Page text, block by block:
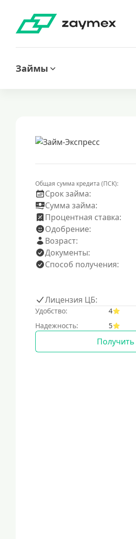
Займы
Общая сумма кредита (ПСК):
Срок займа:
Сумма займа:
Процентная ставка:
Одобрение:
Возраст:
Документы:
Способ получения:
Лицензия ЦБ:
Удобство: 4
Надежность:
5
Получить